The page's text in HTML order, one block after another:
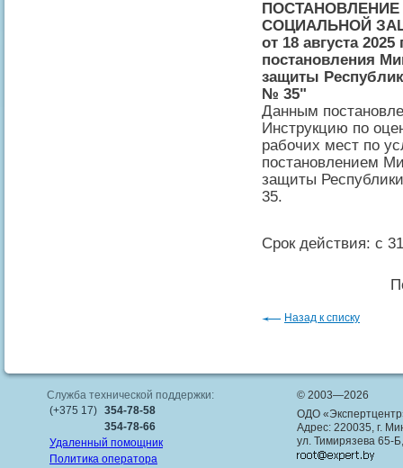
ПОСТАНОВЛЕНИЕ
СОЦИАЛЬНОЙ
от 18 августа
постановления
защиты
№ 35"
Данным
Инструкцию по
рабочих мест по
постановлением
защиты
35.
Срок действия: с
Назад к списку
Служба технической поддержки:
(+375 17) 354-78-58
354-78-66
Удаленный помощник
Политика оператора
© 2003—2026
ОДО
Адрес: 220035, г.
ул. Тимирязева 65-